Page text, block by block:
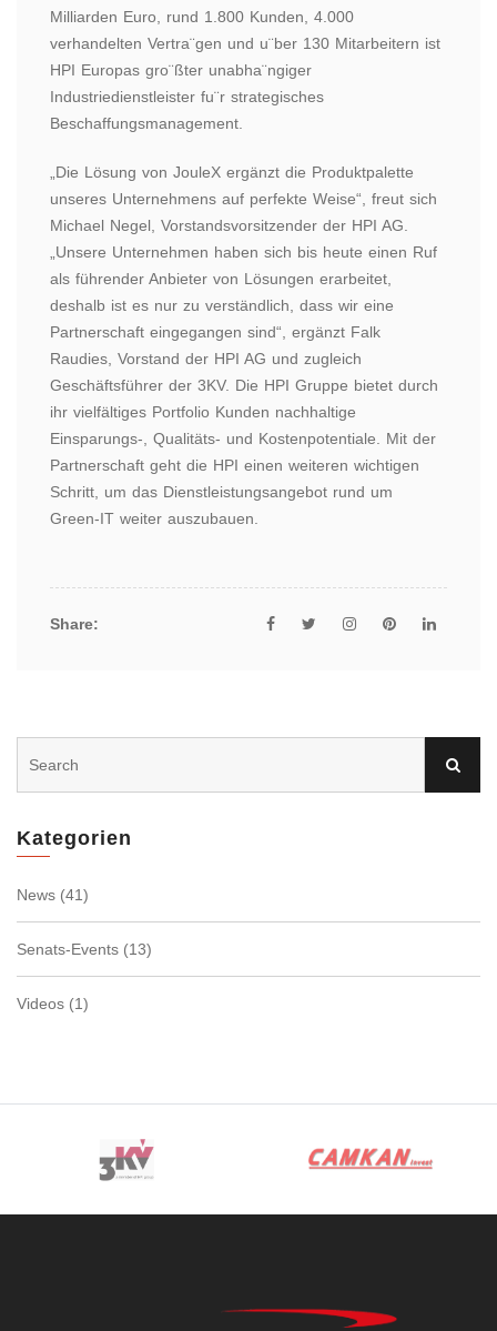
Milliarden Euro, rund 1.800 Kunden, 4.000
verhandelten Vertra¨gen und u¨ber 130 Mitarbeitern ist
HPI Europas gro¨ßter unabha¨ngiger
Industriedienstleister fu¨r strategisches
Beschaffungsmanagement.
„Die Lösung von JouleX ergänzt die Produktpalette
unseres Unternehmens auf perfekte Weise“, freut sich
Michael Negel, Vorstandsvorsitzender der HPI AG.
„Unsere Unternehmen haben sich bis heute einen Ruf
als führender Anbieter von Lösungen erarbeitet,
deshalb ist es nur zu verständlich, dass wir eine
Partnerschaft eingegangen sind“, ergänzt Falk
Raudies, Vorstand der HPI AG und zugleich
Geschäftsführer der 3KV. Die HPI Gruppe bietet durch
ihr vielfältiges Portfolio Kunden nachhaltige
Einsparungs-, Qualitäts- und Kostenpotentiale. Mit der
Partnerschaft geht die HPI einen weiteren wichtigen
Schritt, um das Dienstleistungsangebot rund um
Green-IT weiter auszubauen.
Share:
Kategorien
News (41)
Senats-Events (13)
Videos (1)